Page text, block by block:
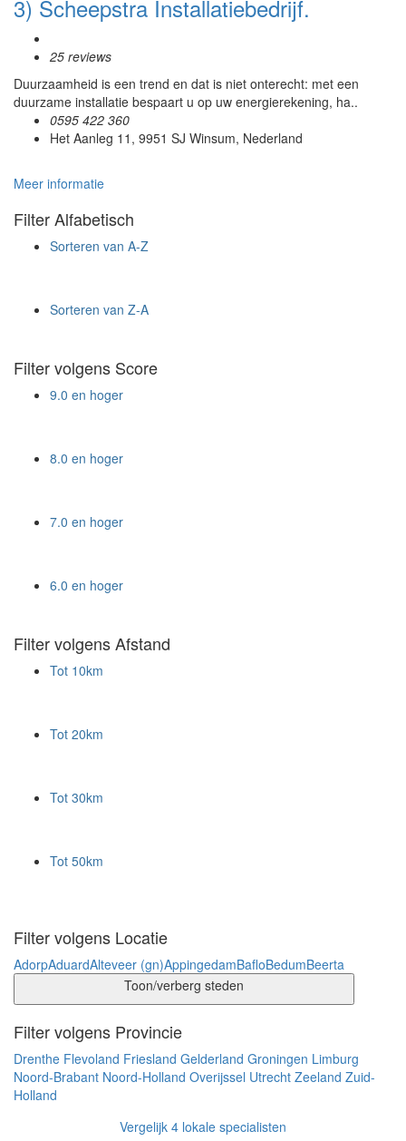
3) Scheepstra Installatiebedrijf.
25 reviews
Duurzaamheid is een trend en dat is niet onterecht: met een
duurzame installatie bespaart u op uw energierekening, ha..
0595 422 360
Het Aanleg 11, 9951 SJ Winsum, Nederland
Meer informatie
Filter Alfabetisch
Sorteren van A-Z
Sorteren van Z-A
Filter volgens Score
9.0 en hoger
8.0 en hoger
7.0 en hoger
6.0 en hoger
Filter volgens Afstand
Tot 10km
Tot 20km
Tot 30km
Tot 50km
Filter volgens Locatie
AdorpAduardAlteveer (gn)AppingedamBafloBedumBeerta
Toon/verberg steden
Filter volgens Provincie
Drenthe Flevoland Friesland Gelderland Groningen Limburg
Noord-Brabant Noord-Holland Overijssel Utrecht Zeeland Zuid-
Holland
Vergelijk 4 lokale specialisten